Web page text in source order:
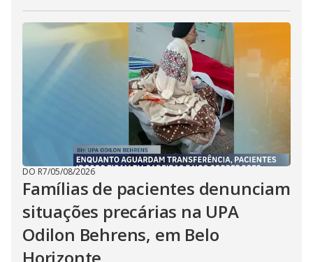
DO R7/05/08/2026
Famílias de pacientes denunciam
situações precárias na UPA
Odilon Behrens, em Belo